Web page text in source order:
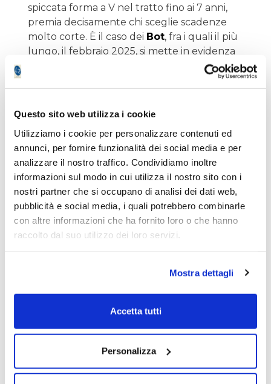
Questo sito web utilizza i cookie
Utilizziamo i cookie per personalizzare contenuti ed
annunci, per fornire funzionalità dei social media e per
analizzare il nostro traffico. Condividiamo inoltre
informazioni sul modo in cui utilizza il nostro sito con i
nostri partner che si occupano di analisi dei dati web,
pubblicità e social media, i quali potrebbero combinarle
con altre informazioni che ha fornito loro o che hanno
raccolto dal suo utilizzo dei loro servizi.
Mostra dettagli
Accetta tutti
Personalizza
spiccata forma a V nel tratto fino ai 7 anni,
premia decisamente chi sceglie scadenze
molto corte. È il caso dei Bot, fra i quali il più
lungo, il febbraio 2025, si mette in evidenza
Occorre solo
compensare minusvalenze pregresse
Denominazione Bot Zc Feb25 Eur
Isin IT0005582868
Data godimento 14/2/2024
Quotazione
chiusura 16/2/2024
96,579 Eur
Rendimento lordo